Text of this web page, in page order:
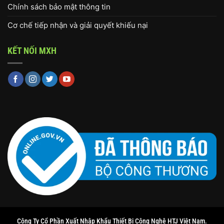
Chính sách bảo mật thông tin
Cơ chế tiếp nhận và giải quyết khiếu nại
KẾT NỐI MXH
Công Ty Cổ Phần Xuất Nhập Khẩu Thiết Bị Công Nghệ HTJ Việt Nam.